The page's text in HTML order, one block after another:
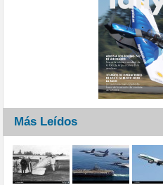
Más Leídos